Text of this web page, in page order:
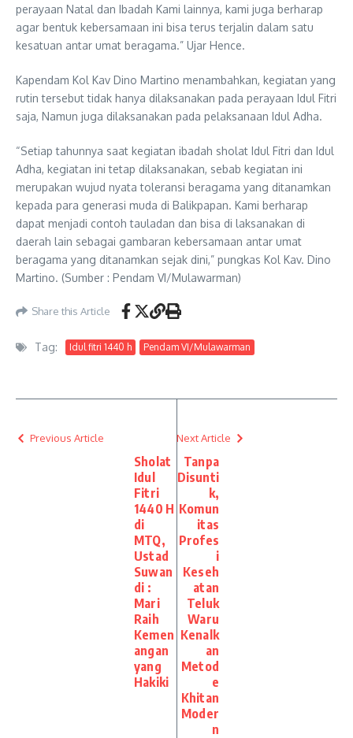
perayaan Natal dan Ibadah Kami lainnya, kami juga berharap
agar bentuk kebersamaan ini bisa terus terjalin dalam satu
kesatuan antar umat beragama.” Ujar Hence.
Kapendam Kol Kav Dino Martino menambahkan, kegiatan yang
rutin tersebut tidak hanya dilaksanakan pada perayaan Idul Fitri
saja, Namun juga dilaksanakan pada pelaksanaan Idul Adha.
“Setiap tahunnya saat kegiatan ibadah sholat Idul Fitri dan Idul
Adha, kegiatan ini tetap dilaksanakan, sebab kegiatan ini
merupakan wujud nyata toleransi beragama yang ditanamkan
kepada para generasi muda di Balikpapan. Kami berharap
dapat menjadi contoh tauladan dan bisa di laksanakan di
daerah lain sebagai gambaran kebersamaan antar umat
beragama yang ditanamkan sejak dini,” pungkas Kol Kav. Dino
Martino. (Sumber : Pendam VI/Mulawarman)
Share this Article
Tag: Idul fitri 1440 h Pendam VI/Mulawarman
Previous Article
Sholat
Idul
Fitri
1440 H
di
MTQ,
Ustad
Suwan
di :
Mari
Raih
Kemen
angan
yang
Hakiki
Next Article
Tanpa
Disunti
k,
Komun
itas
Profes
i
Keseh
atan
Teluk
Waru
Kenalk
an
Metod
e
Khitan
Moder
n